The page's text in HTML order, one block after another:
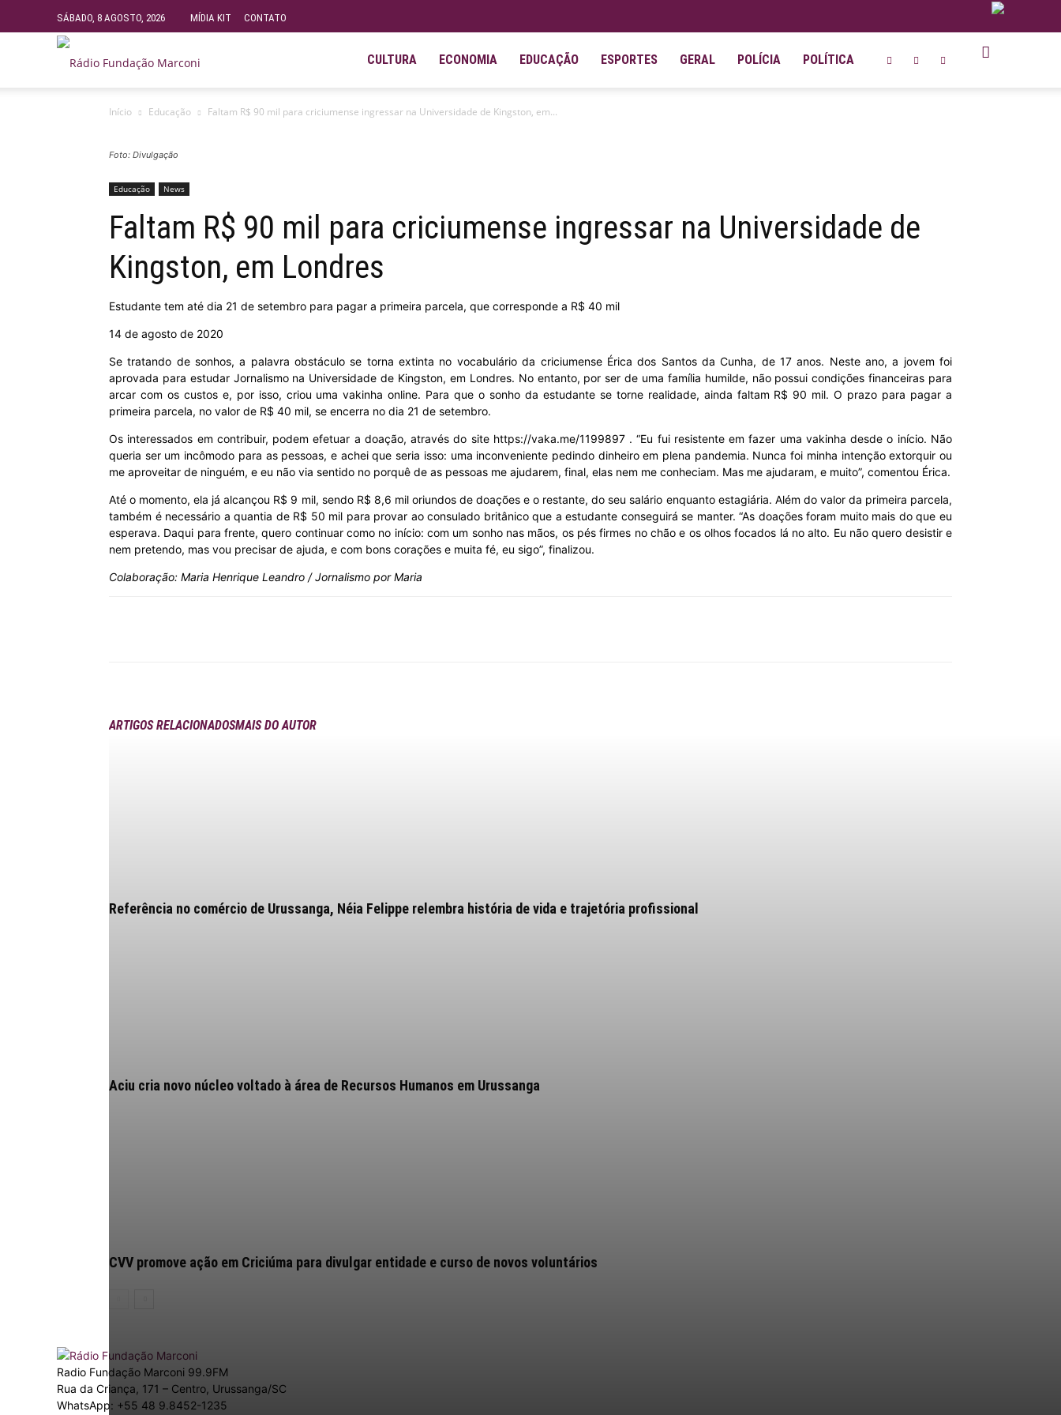
SÁBADO, 8 AGOSTO, 2026 MÍDIA KIT CONTATO
Fundação
FM
99.9
MHZ
CULTURA ECONOMIA EDUCAÇÃO ESPORTES GERAL POLÍCIA POLÍTICA
Início Educação Faltam R$ 90 mil para criciumense ingressar na Universidade de Kingston, em...
Foto: Divulgação
Educação News
Faltam R$ 90 mil para criciumense ingressar na Universidade de
Kingston, em Londres
Estudante tem até dia 21 de setembro para pagar a primeira parcela, que corresponde a R$ 40 mil
14 de agosto de 2020
Se tratando de sonhos, a palavra obstáculo se torna extinta no vocabulário da criciumense Érica dos Santos da Cunha, de 17 anos. Neste ano, a jovem foi
aprovada para estudar Jornalismo na Universidade de Kingston, em Londres. No entanto, por ser de uma família humilde, não possui condições financeiras para
arcar com os custos e, por isso, criou uma vakinha online. Para que o sonho da estudante se torne realidade, ainda faltam R$ 90 mil. O prazo para pagar a
primeira parcela, no valor de R$ 40 mil, se encerra no dia 21 de setembro.
Os interessados em contribuir, podem efetuar a doação, através do site https://vaka.me/1199897 . “Eu fui resistente em fazer uma vakinha desde o início. Não
queria ser um incômodo para as pessoas, e achei que seria isso: uma inconveniente pedindo dinheiro em plena pandemia. Nunca foi minha intenção extorquir ou
me aproveitar de ninguém, e eu não via sentido no porquê de as pessoas me ajudarem, final, elas nem me conheciam. Mas me ajudaram, e muito”, comentou Érica.
Até o momento, ela já alcançou R$ 9 mil, sendo R$ 8,6 mil oriundos de doações e o restante, do seu salário enquanto estagiária. Além do valor da primeira parcela,
também é necessário a quantia de R$ 50 mil para provar ao consulado britânico que a estudante conseguirá se manter. “As doações foram muito mais do que eu
esperava. Daqui para frente, quero continuar como no início: com um sonho nas mãos, os pés firmes no chão e os olhos focados lá no alto. Eu não quero desistir e
nem pretendo, mas vou precisar de ajuda, e com bons corações e muita fé, eu sigo”, finalizou.
Colaboração: Maria Henrique Leandro / Jornalismo por Maria
ARTIGOS RELACIONADOSMAIS DO AUTOR
Referência no comércio de Urussanga, Néia Felippe relembra história de vida e trajetória profissional
Aciu cria novo núcleo voltado à área de Recursos Humanos em Urussanga
CVV promove ação em Criciúma para divulgar entidade e curso de novos voluntários
Radio Fundação Marconi 99.9FM
Rua da Criança, 171 – Centro, Urussanga/SC
WhatsApp: +55 48 9.8452-1235